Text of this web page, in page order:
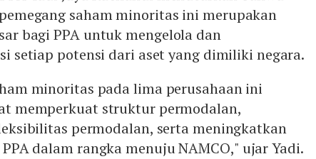
saham minoritas ini merupakan
bagi PPA untuk mengelola dan
setiap potensi dari aset yang dimiliki negara.
minoritas pada lima perusahaan ini
memperkuat struktur permodalan,
permodalan, serta meningkatkan
dalam rangka menuju NAMCO," ujar Yadi.